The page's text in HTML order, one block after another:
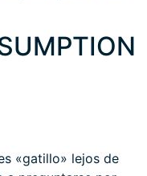
«gatillo» lejos de